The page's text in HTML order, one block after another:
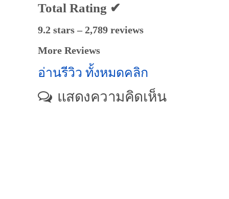
Total Rating ✔
9.2 stars – 2,789 reviews
More Reviews
อ่านรีวิว ทั้งหมดคลิก
แสดงความคิดเห็น